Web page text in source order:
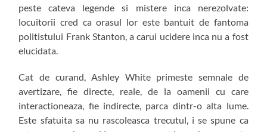
peste cateva legende si mistere inca nerezolvate:
locuitorii cred ca orasul lor este bantuit de fantoma
politistului Frank Stanton, a carui ucidere inca nu a fost
elucidata.
Cat de curand, Ashley White primeste semnale de
avertizare, fie directe, reale, de la oamenii cu care
interactioneaza, fie indirecte, parca dintr-o alta lume.
Este sfatuita sa nu rascoleasca trecutul, i se spune ca